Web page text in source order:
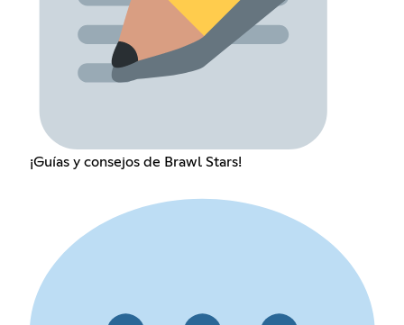
¡Guías y consejos de Brawl Stars!